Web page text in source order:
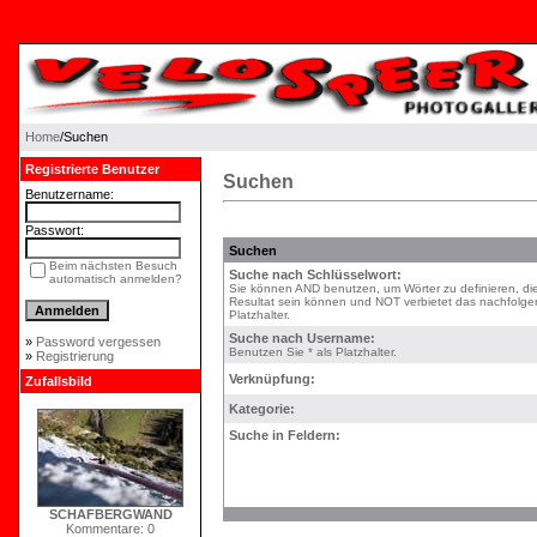
Home/Suchen
Registrierte Benutzer
Benutzername:
Passwort:
Beim nächsten Besuch
automatisch anmelden?
» Password vergessen
» Registrierung
Zufallsbild
SCHAFBERGWAND
Kommentare: 0
Suchen
Suchen
Suche nach Schlüsselwort:
Sie können AND benutzen, um Wörter zu definieren,
Resultat sein können und NOT verbietet das
Platzhalter.
Suche nach Username:
Benutzen Sie * als Platzhalter.
Verknüpfung:
Kategorie:
Suche in Feldern: